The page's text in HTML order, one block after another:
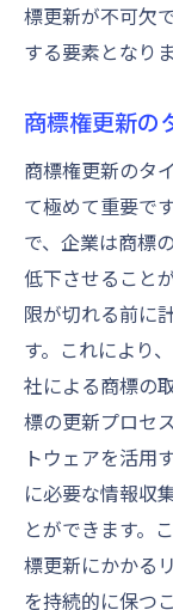
訣
特許庁
特許庁
特許庁
特許庁
タディ
特許庁
備
法的リス
ック
法的リ
商標更
法的ア
商標更
標更新が不可欠
する要素となりま
商標権更新の
商標権更新のタ
て極めて重要で
で、企業は商標
低下させること
限が切れる前に
す。これにより
社による商標の
標の更新プロセ
トウェアを活用
に必要な情報収
とができます。
標更新にかかる
を持続的に保つ